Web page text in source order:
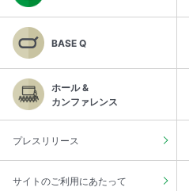
BASE Q
ホール &
カンファレンス
プレスリリース
サイトのご利用にあたって